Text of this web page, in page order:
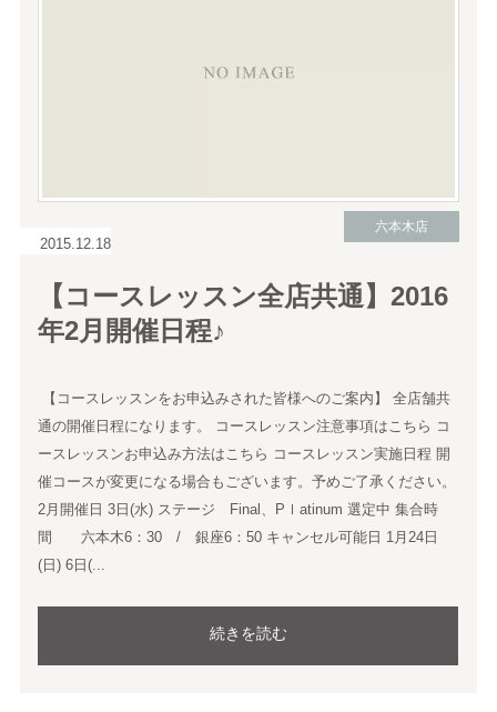
2015.12.18
六本木店
【コースレッスン全店共通】2016
年2月開催日程♪
【コースレッスンをお申込みされた皆様へのご案内】 全店舗共
通の開催日程になります。 コースレッスン注意事項はこちら コ
ースレッスンお申込み方法はこちら コースレッスン実施日程 開
催コースが変更になる場合もございます。予めご了承ください。
2月開催日 3日(水) ステージ Final、Pｌatinum 選定中 集合時
間 六本木6：30 / 銀座6：50 キャンセル可能日 1月24日
(日) 6日(...
続きを読む